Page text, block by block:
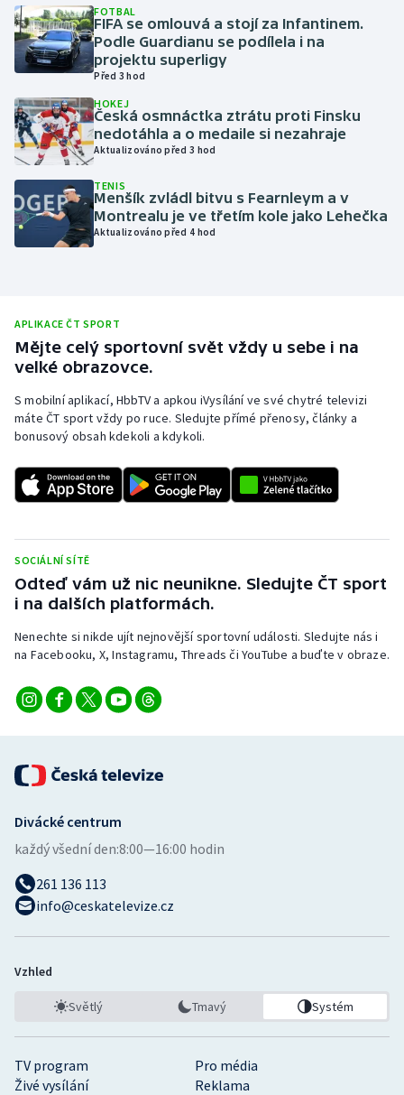
Jezdectví
Judo
Krasobruslení
Lezení
Lyže a snowboard
Moderní pětiboj
Parasport
Plavání
Plážový volejbal
Ragby
Rychlostní kanoistika
Sportovní střelba
Stolní tenis
Veslování
Volejbal
FOTBAL
FIFA se omlouvá a stojí za Infantinem.
Podle Guardianu se podílela i na
projektu superligy
Před 3 hod
HOKEJ
Česká osmnáctka ztrátu proti Finsku
nedotáhla a o medaile si nezahraje
Aktualizováno před 3 hod
TENIS
Menšík zvládl bitvu s Fearnleym a v
Montrealu je ve třetím kole jako Lehečka
Aktualizováno před 4 hod
APLIKACE ČT SPORT
Mějte celý sportovní svět vždy u sebe i na
velké obrazovce.
S mobilní aplikací, HbbTV a apkou iVysílání ve své chytré televizi
máte ČT sport vždy po ruce. Sledujte přímé přenosy, články a
bonusový obsah kdekoli a kdykoli.
SOCIÁLNÍ SÍTĚ
Odteď vám už nic neunikne. Sledujte ČT sport
i na dalších platformách.
Nenechte si nikde ujít nejnovější sportovní události. Sledujte nás i
na Facebooku, X, Instagramu, Threads či YouTube a buďte v obraze.
TV program
Pro média
Živé vysílání
Reklama
Divácké centrum
každý všední den:8:00—16:00 hodin
261 136 113
info@ceskatelevize.cz
Vzhled
Světlý Tmavý Systém